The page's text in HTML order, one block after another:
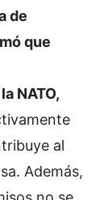
de
que
NATO,
al
Además,